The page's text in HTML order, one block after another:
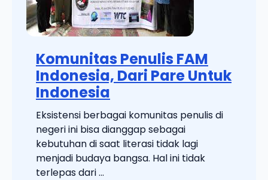
Komunitas Penulis FAM
Indonesia, Dari Pare Untuk
Indonesia
Eksistensi berbagai komunitas penulis di
negeri ini bisa dianggap sebagai
kebutuhan di saat literasi tidak lagi
menjadi budaya bangsa. Hal ini tidak
terlepas dari ...